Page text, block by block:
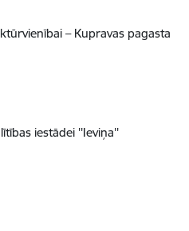
– Kupravas pagasta
iestādei ''Ieviņa''